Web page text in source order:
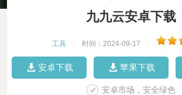
九九云安卓下载
工具 时间：2024-09-17
安卓下载 苹果下载
安卓市场，安全绿色